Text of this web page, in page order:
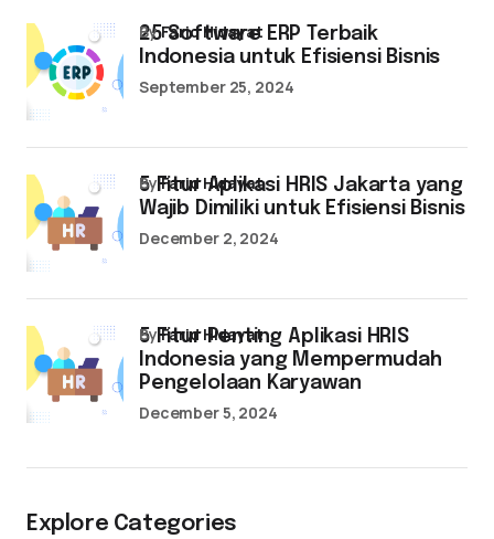
25 Software ERP Terbaik
Indonesia untuk Efisiensi Bisnis
byFarid Hidayat
September 25, 2024
5 Fitur Aplikasi HRIS Jakarta yang
Wajib Dimiliki untuk Efisiensi Bisnis
byFarid Hidayat
December 2, 2024
5 Fitur Penting Aplikasi HRIS
Indonesia yang Mempermudah
Pengelolaan Karyawan
byFarid Hidayat
December 5, 2024
Explore Categories